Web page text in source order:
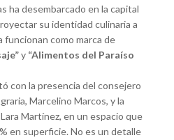
ha desembarcado en la capital
su identidad culinaria a
funcionan como marca de
y “Alimentos del Paraíso
con la presencia del consejero
Marcelino Marcos, y la
Martínez, en un espacio que
en superficie. No es un detalle